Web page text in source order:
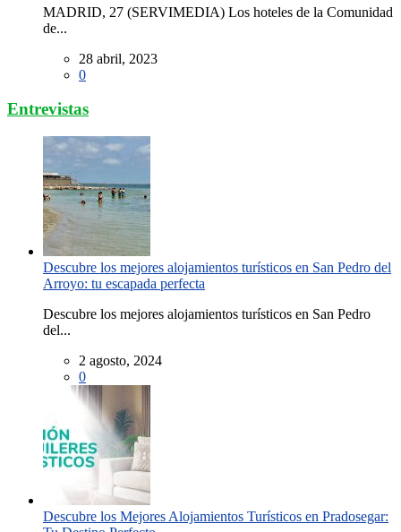
MADRID, 27 (SERVIMEDIA) Los hoteles de la Comunidad
de...
28 abril, 2023
0
Entrevistas
Descubre los mejores alojamientos turísticos en San Pedro del
Arroyo: tu escapada perfecta
Descubre los mejores alojamientos turísticos en San Pedro
del...
2 agosto, 2024
0
Descubre los Mejores Alojamientos Turísticos en Pradosegar: